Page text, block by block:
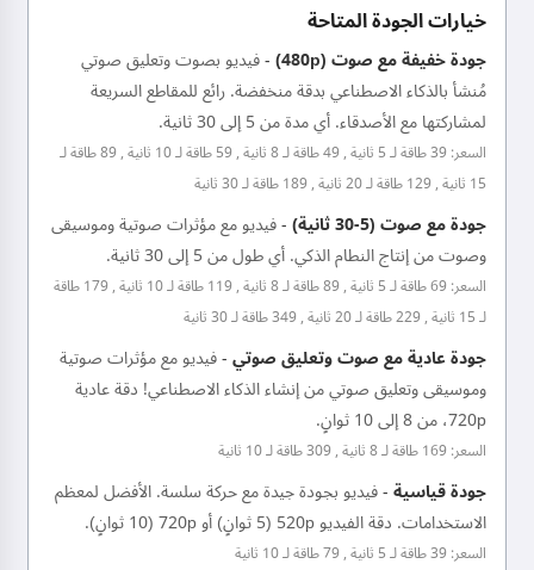
خيارات الجودة المتاحة
جودة خفيفة مع صوت (480p) -فيديو بصوت وتعليق صوتي
مُنشأ بالذكاء الاصطناعي بدقة منخفضة. رائع للمقاطع السريعة
لمشاركتها مع الأصدقاء. أي مدة من 5 إلى 30 ثانية.
السعر: 39 طاقة لـ 5 ثانية , 49 طاقة لـ 8 ثانية , 59 طاقة لـ 10 ثانية , 89 طاقة لـ
15 ثانية , 129 طاقة لـ 20 ثانية , 189 طاقة لـ 30 ثانية
جودة مع صوت (5-30 ثانية) -فيديو مع مؤثرات صوتية وموسيقى
وصوت من إنتاج النطام الذكي. أي طول من 5 إلى 30 ثانية.
السعر: 69 طاقة لـ 5 ثانية , 89 طاقة لـ 8 ثانية , 119 طاقة لـ 10 ثانية , 179 طاقة
لـ 15 ثانية , 229 طاقة لـ 20 ثانية , 349 طاقة لـ 30 ثانية
جودة عادية مع صوت وتعليق صوتي-فيديو مع مؤثرات صوتية
وموسيقى وتعليق صوتي من إنشاء الذكاء الاصطناعي! دقة عادية
720p، من 8 إلى 10 ثوانٍ.
السعر: 169 طاقة لـ 8 ثانية , 309 طاقة لـ 10 ثانية
جودة قياسية-فيديو بجودة جيدة مع حركة سلسة. الأفضل لمعظم
الاستخدامات. دقة الفيديو 520p (5 ثوانٍ) أو 720p (10 ثوانٍ).
السعر: 39 طاقة لـ 5 ثانية , 79 طاقة لـ 10 ثانية